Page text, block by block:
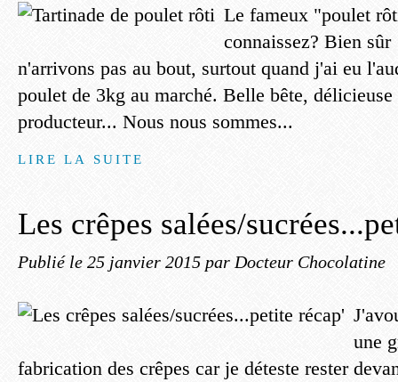
Le fameux "poulet
connaissez? Bien
n'arrivons pas au bout, surtout quand j'ai eu
poulet de 3kg au marché. Belle bête,
producteur... Nous nous sommes...
LIRE LA SUITE
Les crêpes salées/
Publié le 25 janvier 2015 par Docteur Chocolatine
une
fabrication des crêpes car je déteste rester